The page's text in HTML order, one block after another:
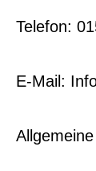
Telefon:
E-Mail: